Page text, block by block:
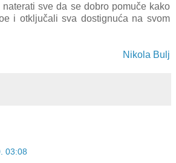
sve da se dobro pomuče kako
i otključali sva dostignuća na svom
Nikola Bulj
03:08